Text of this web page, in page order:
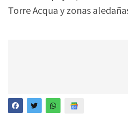
Torre Acqua y zonas